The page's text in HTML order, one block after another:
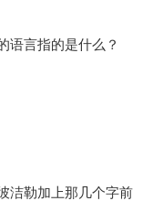
语言指的是什么？
洁勒加上那几个字前